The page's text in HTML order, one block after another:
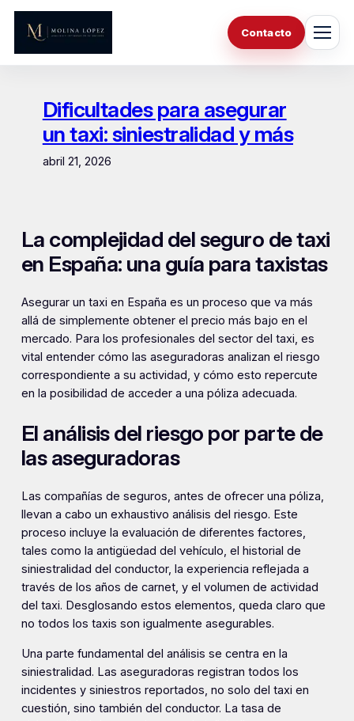
Saltar
contenido
Contacto
Dificultades para asegurar
un taxi: siniestralidad y más
abril 21, 2026
La complejidad del seguro de taxi
en España: una guía para taxistas
Asegurar un taxi en España es un proceso que va más
allá de simplemente obtener el precio más bajo en el
mercado. Para los profesionales del sector del taxi, es
vital entender cómo las aseguradoras analizan el riesgo
correspondiente a su actividad, y cómo esto repercute
en la posibilidad de acceder a una póliza adecuada.
El análisis del riesgo por parte de
las aseguradoras
Las compañías de seguros, antes de ofrecer una póliza,
llevan a cabo un exhaustivo análisis del riesgo. Este
proceso incluye la evaluación de diferentes factores,
tales como la antigüedad del vehículo, el historial de
siniestralidad del conductor, la experiencia reflejada a
través de los años de carnet, y el volumen de actividad
del taxi. Desglosando estos elementos, queda claro que
no todos los taxis son igualmente asegurables.
Una parte fundamental del análisis se centra en la
siniestralidad. Las aseguradoras registran todos los
incidentes y siniestros reportados, no solo del taxi en
cuestión, sino también del conductor. La tasa de